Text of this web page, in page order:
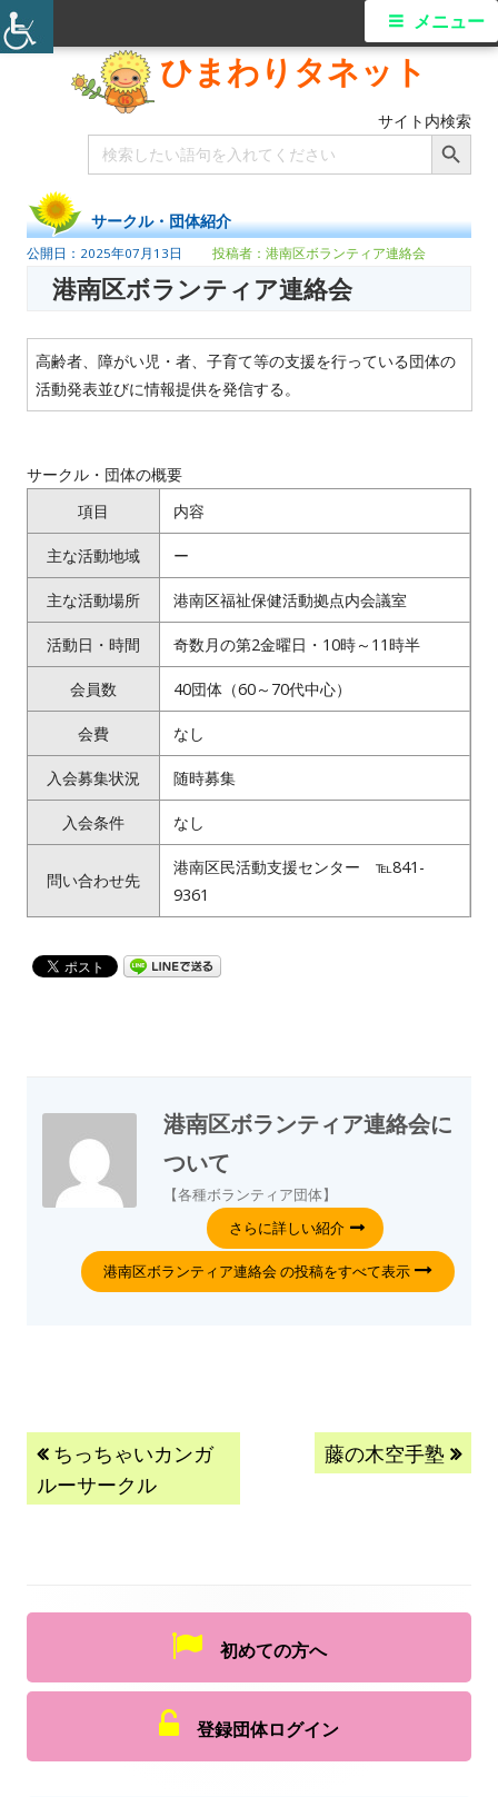
ひまわりタネット
サイト内検索
Search
for:
Search Button
メニュー
サークル・団体紹介
2025年07月13日 港南区ボランティア連絡会
港南区ボランティア連絡会
高齢者、障がい児・者、子育て等の支援を行っている団体の
活動発表並びに情報提供を発信する。
サークル・団体の概要
項目
内容
主な活動地域 ー
主な活動場所 港南区福祉保健活動拠点内会議室
活動日・時間 奇数月の第2金曜日・10時～11時半
会員数 40団体（60～70代中心）
会費 なし
入会募集状況 随時募集
入会条件 なし
問い合わせ先
港南区民活動支援センター ℡841-
9361
港南区ボランティア連絡会に
ついて
【各種ボランティア団体】
さらに詳しい紹介
港南区ボランティア連絡会 の投稿をすべて表示
ちっちゃいカンガ
ルーサークル
藤の木空手塾
初めての方へ
登録団体ログイン